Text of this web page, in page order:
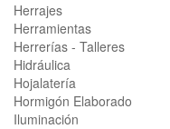
Herrajes
Herramientas
Herrerías - Talleres
Hidráulica
Hojalatería
Hormigón Elaborado
Iluminación